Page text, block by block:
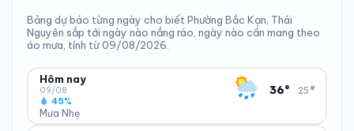
Bảng dự báo từng ngày cho biết Phường Bắc Kạn, Thái
Nguyên sắp tới ngày nào nắng ráo, ngày nào cần mang theo
áo mưa, tính từ 09/08/2026.
Hôm nay
09/08
Mưa Nhẹ
45%
36° 25°
▾